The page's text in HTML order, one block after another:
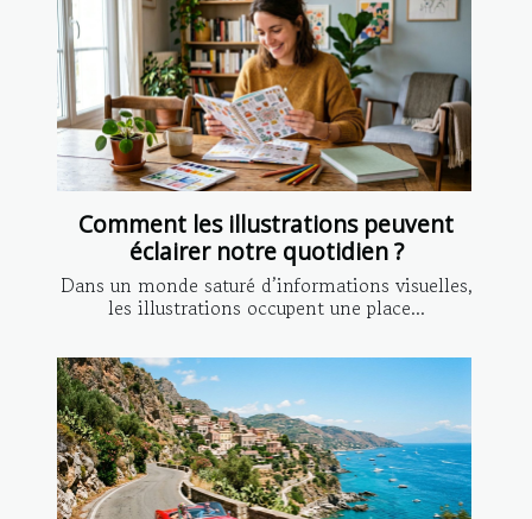
Comment les illustrations peuvent
éclairer notre quotidien ?
Dans un monde saturé d’informations visuelles,
les illustrations occupent une place...